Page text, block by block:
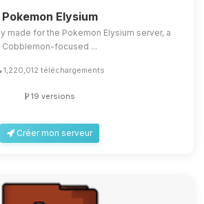
Pokemon Elysium
made for the Pokemon Elysium server, a
Cobblemon-focused ...
1,220,012 téléchargements
19 versions
Créer mon serveur